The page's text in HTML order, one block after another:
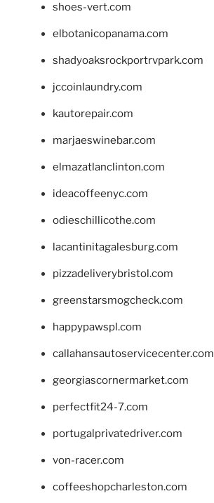
shoes-vert.com
elbotanicopanama.com
shadyoaksrockportrvpark.com
jccoinlaundry.com
kautorepair.com
marjaeswinebar.com
elmazatlanclinton.com
ideacoffeenyc.com
odieschillicothe.com
lacantinitagalesburg.com
pizzadeliverybristol.com
greenstarsmogcheck.com
happypawspl.com
callahansautoservicecenter.com
georgiascornermarket.com
perfectfit24-7.com
portugalprivatedriver.com
von-racer.com
coffeeshopcharleston.com